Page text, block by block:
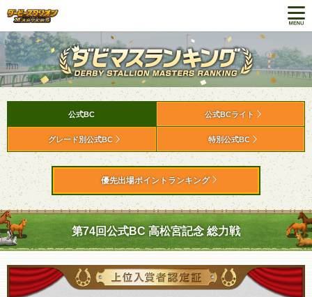
公式BC 公式BCライト
グレード別公式BC 特別公式BC
優先出場ポイントランキング
第74回公式BC 高松宮記念 総力戦